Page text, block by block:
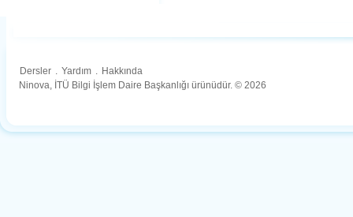
Dersler . Yardım . Hakkında
Ninova, İTÜ Bilgi İşlem Daire Başkanlığı ürünüdür. © 2026